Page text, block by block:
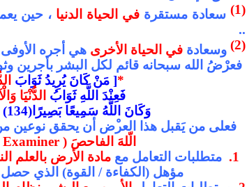
(1)
سعادة مستقرة في الحياة الدنيا ، حين
..
(2)
وسعادة في الحياة الأخرى هي أجر ه الأو
فعرْضُ الله سبحانه قائم لكل البشر بأجرين
*[ مَنْ كَانَ يُرِيدُ ثَوَابَ
فَعِنْدَ اللَّهِ ثَوَابُ الدُّنْيَا
وَكَانَ اللَّهُ سَمِيعًا بَصِيرًا(134) ] النساء
فعلى من يَقبل هذا العرض أن يحقق نوعين
الّلهَ الفاحصَ ( Examiner
1.
متطلبات التعامل معمادة الأرض بالعلم
مؤهل (الكفاءة / القوة) الذي حصل